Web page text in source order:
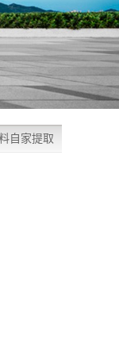
自家提取